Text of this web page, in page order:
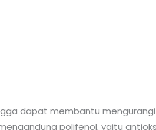
dapat membantu
polifenol, yaitu